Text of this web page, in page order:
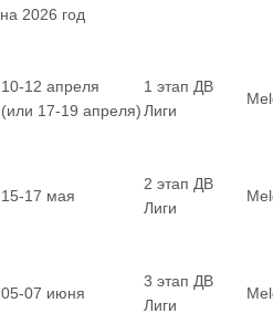
на 2026 год
10-12 апреля
(или 17-19 апреля)
1 этап ДВ
Лиги
15-17 мая
2 этап ДВ
Лиги
05-07 июня
3 этап ДВ
Лиги